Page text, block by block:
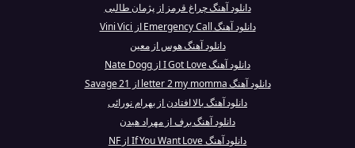
دانلود آهنگ چراغ قرمز از پژمان طالبی
دانلود آهنگ Emergency Call از Vini Vici
دانلود آهنگ هوس از معین
دانلود آهنگ I Got Love از Nate Dogg
دانلود آهنگ letter 2 my momma از 21 Savage
دانلود آهنگ بالا افتادن از بهرام نورائی
دانلود آهنگ برف از مهراد هیدن
دانلود آهنگ If You Want Love از NF